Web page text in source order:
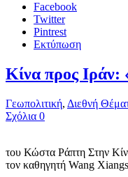
Facebook
Twitter
Pintrest
Εκτύπωση
Κίνα προς Ιράν:
Γεωπολιτική, Διεθνή
Σχόλια 0
του Κώστα Ράπτη Στην
τον καθηγητή Wang